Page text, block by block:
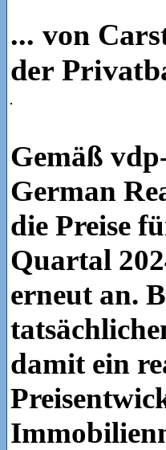
... von
der
Gemäß
German
die Preise
Quartal
erneut an.
damit ein